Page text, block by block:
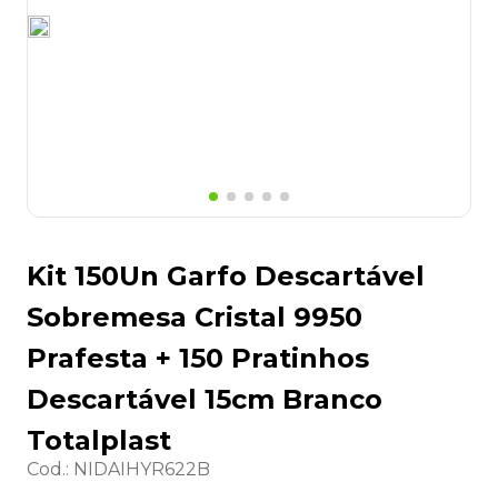
Kit 150Un Garfo Descartável
Sobremesa Cristal 9950
Prafesta + 150 Pratinhos
Descartável 15cm Branco
Totalplast
Cod.: NIDAIHYR622B
8